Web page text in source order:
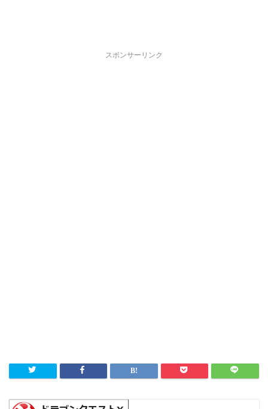
スポンサーリンク